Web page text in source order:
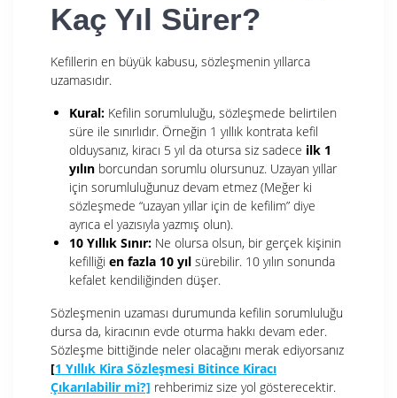
Kaç Yıl Sürer?
Kefillerin en büyük kabusu, sözleşmenin yıllarca
uzamasıdır.
Kural: Kefilin sorumluluğu, sözleşmede belirtilen
süre ile sınırlıdır. Örneğin 1 yıllık kontrata kefil
olduysanız, kiracı 5 yıl da otursa siz sadece ilk 1
yılın borcundan sorumlu olursunuz. Uzayan yıllar
için sorumluluğunuz devam etmez (Meğer ki
sözleşmede “uzayan yıllar için de kefilim” diye
ayrıca el yazısıyla yazmış olun).
10 Yıllık Sınır: Ne olursa olsun, bir gerçek kişinin
kefilliği en fazla 10 yıl sürebilir. 10 yılın sonunda
kefalet kendiliğinden düşer.
Sözleşmenin uzaması durumunda kefilin sorumluluğu
dursa da, kiracının evde oturma hakkı devam eder.
Sözleşme bittiğinde neler olacağını merak ediyorsanız
[1 Yıllık Kira Sözleşmesi Bitince Kiracı
Çıkarılabilir mi?] rehberimiz size yol gösterecektir.